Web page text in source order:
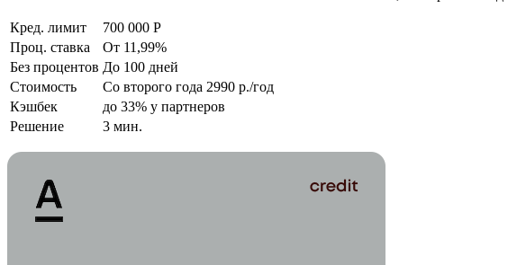
Кред. лимит
700 000 Р
Проц. ставка
От 11,99%
Без процентов До 100 дней
Стоимость
Со второго года 2990 р./год
Кэшбек
до 33% у партнеров
Решение
3 мин.